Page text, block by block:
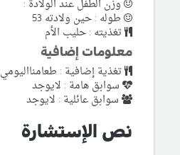
وزن الطفل عند الولادة :
طوله : حين ولادته 53
تغذيته : حليب الأم
معلومات إضافية
تغذية إضافية : طعامنااليومي
سوابق هامة : لايوجد
سوابق عائلية : لايوجد
نص الإستشارة